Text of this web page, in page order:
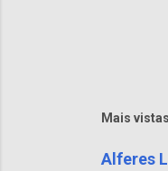
Mais vistas
Alferes